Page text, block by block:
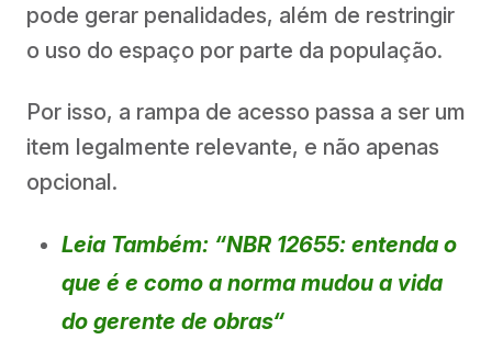
pode gerar penalidades, além de restringir
o uso do espaço por parte da população.
Por isso, a rampa de acesso passa a ser um
item legalmente relevante, e não apenas
opcional.
Leia Também: “NBR 12655: entenda o
que é e como a norma mudou a vida
do gerente de obras“